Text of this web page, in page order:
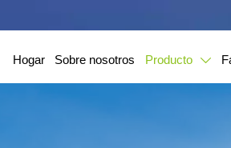
Hogar Sobre nosotros Producto 